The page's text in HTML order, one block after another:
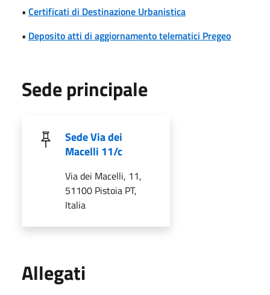
• Certificati di Destinazione Urbanistica
• Deposito atti di aggiornamento telematici Pregeo
Sede principale
Sede Via dei
Macelli 11/c
Via dei Macelli, 11,
51100 Pistoia PT,
Italia
Allegati